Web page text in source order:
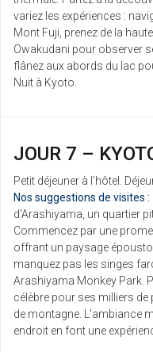
variez les expériences :
Mont Fuji, prenez de la
Owakudani pour observer
flânez aux abords du lac
Nuit à Kyoto.
JOUR 7 –
Petit déjeuner à l’hôtel.
Nos suggestions de visites :
d'Arashiyama, un quartier
Commencez par une
offrant un paysage
manquez pas les singes
Arashiyama Monkey Park.
célèbre pour ses milliers
de montagne. L'ambiance
endroit en font une